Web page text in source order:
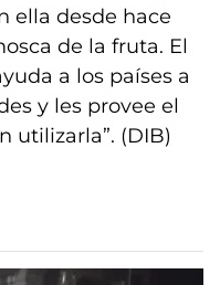
ella desde hace
de la fruta. El
a los países a
y les provee el
utilizarla”. (DIB)